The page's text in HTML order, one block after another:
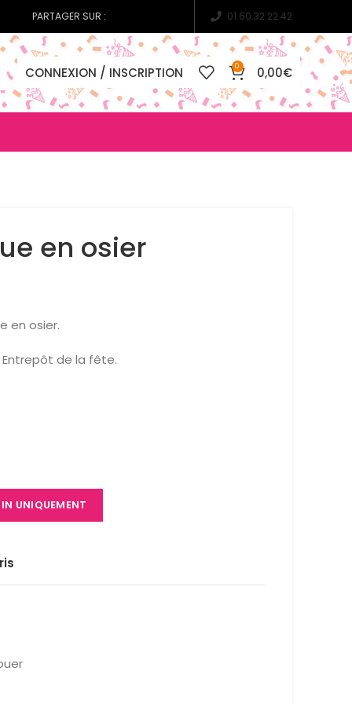
PARTAGER SUR : 01.60.32.22.42
CONNEXION / INSCRIPTION 0 0,00€
en osier
en osier.
de la fête.
UNIQUEMENT